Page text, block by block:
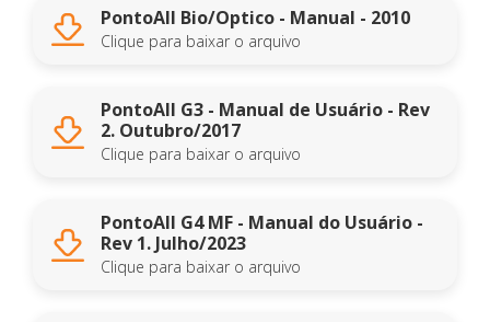
PontoAll Bio/Optico - Manual - 2010
Clique para baixar o arquivo
PontoAll G3 - Manual de Usuário - Rev
2. Outubro/2017
Clique para baixar o arquivo
PontoAll G4 MF - Manual do Usuário -
Rev 1. Julho/2023
Clique para baixar o arquivo